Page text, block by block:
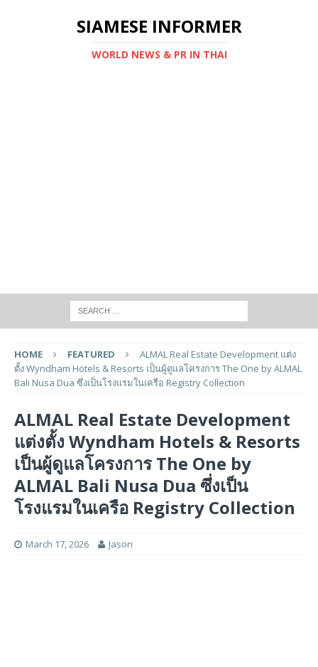
SIAMESE INFORMER
WORLD NEWS & PR IN THAI
HOME FEATURED
ALMAL Real Estate Development แต่ง
ตั้ง Wyndham Hotels & Resorts เป็นผู้ดูแลโครงการ The One by ALMAL
Bali Nusa Dua ซึ่งเป็นโรงแรมในเครือ Registry Collection
ALMAL Real Estate Development
แต่งตั้ง Wyndham Hotels & Resorts
เป็นผู้ดูแลโครงการ The One by
ALMAL Bali Nusa Dua ซึ่งเป็น
โรงแรมในเครือ Registry Collection
March 17, 2026 Jason